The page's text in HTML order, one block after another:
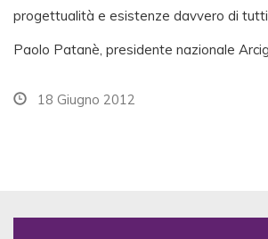
progettualità e esistenze davvero di
Paolo Patanè, presidente nazionale
18 Giugno 2012